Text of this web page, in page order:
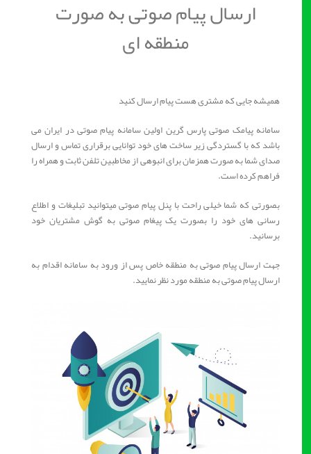
ارسال پیام صوتی به صورت
منطقه ای
همیشه جایی که مشتری هست پیام ارسال کنید
سامانه پیامک صوتی پارس گرین اولین سامانه پیام صوتی در ایران می
باشد که با گستردگی زیر ساخت های خود توانایی برقراری تماس و ارسال
صدای شما به صورت همزمان برای انبوهی از مخاطبین تلفن ثابت و همراه را
فراهم کرده است.
بصورتی که شما خیلی راحت با پنل پیام صوتی میتوانید تبلیغات و اطلاع
رسانی های خود را بصورت یک پیغام صوتی به گوش مشتریان خود
برسانید.
جهت ارسال پیام صوتی به منطقه خاص پس از ورود به سامانه اقدام به
ارسال پیام صوتی به منطقه مورد نظر نمایید.